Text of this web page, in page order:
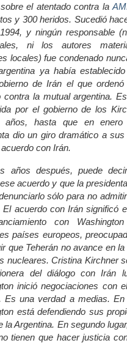
el atentado contra la
y 300 heridos. Sucedió
y ningún responsable
ni los autores
locales) fue condenado
ya había
de Irán el que
contra la mutual argentina.
por el gobierno de los
años, hasta que en
dio un giro dramático a
con Irán.
años después, puede
acuerdo y que la
sólo para no
El acuerdo con Irán significó
con
países europeos,
que Teherán no avance en
nucleares. Cristina Kirchner
del diálogo con Irán
inició negociaciones con
Es una verdad a medias. En
está defendiendo sus
la Argentina. En segundo
tienen que hacer justicia